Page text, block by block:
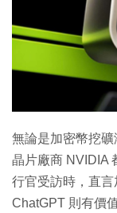
無論是加密幣挖
晶片廠商 NVIDIA
行官受訪時，直
ChatGPT 則有價